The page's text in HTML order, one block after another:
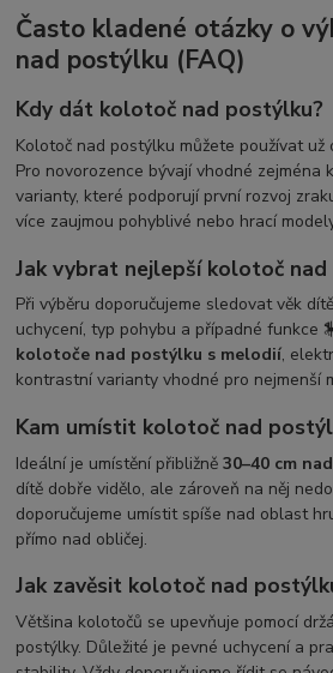
Často kladené otázky o
nad postýlku (FAQ)
Kdy dát kolotoč nad postýlku?
Kolotoč nad postýlku můžete používat už
Pro novorozence bývají vhodné zejména
varianty, které podporují první rozvoj
více zaujmou pohyblivé nebo hrací
Jak vybrat nejlepší kolotoč
Při výběru doporučujeme sledovat věk
uchycení, typ pohybu a případné funkce
kolotoče nad postýlku s melodií,
kontrastní varianty vhodné pro nejmenší
Kam umístit kolotoč nad
Ideální je umístění přibližně30–40 cm
dítě dobře vidělo, ale zároveň na něj
doporučujeme umístit spíše nad oblast
přímo nad obličej.
Jak zavěsit kolotoč nad
Většina kolotočů se upevňuje pomocí
postýlky. Důležité je pevné uchycení a